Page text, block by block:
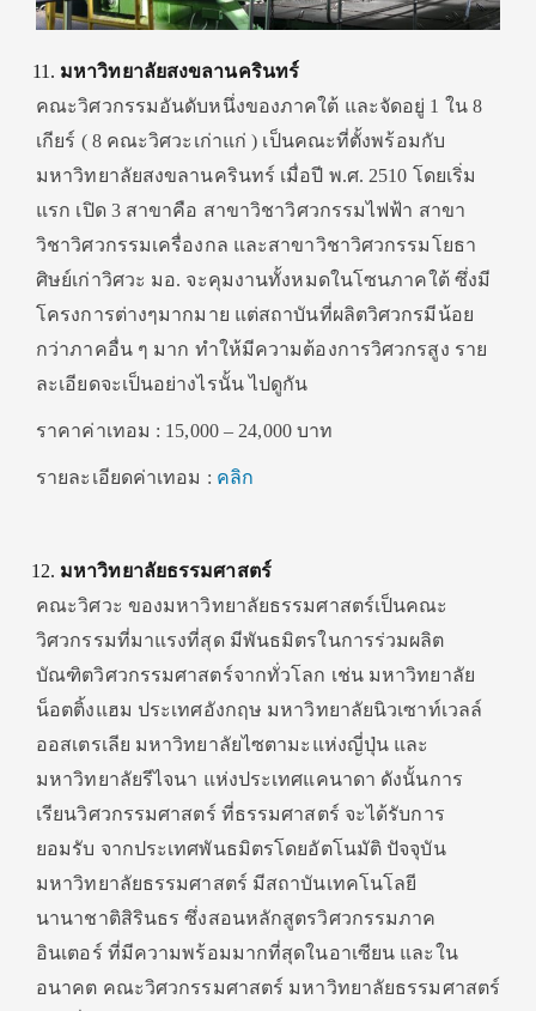
มหาวิทยาลัยสงขลานครินทร์
คณะวิศวกรรมอันดับหนึ่งของภาคใต้ และจัดอยู่ 1 ใน 8
เกียร์ ( 8 คณะวิศวะเก่าแก่ ) เป็นคณะที่ตั้งพร้อมกับ
มหาวิทยาลัยสงขลานครินทร์ เมื่อปี พ.ศ. 2510 โดยเริ่ม
แรก เปิด 3 สาขาคือ สาขาวิชาวิศวกรรมไฟฟ้า สาขา
วิชาวิศวกรรมเครื่องกล และสาขาวิชาวิศวกรรมโยธา
ศิษย์เก่าวิศวะ มอ. จะคุมงานทั้งหมดในโซนภาคใต้ ซึ่งมี
โครงการต่างๆมากมาย แต่สถาบันที่ผลิตวิศวกรมีน้อย
กว่าภาคอื่น ๆ มาก ทำให้มีความต้องการวิศวกรสูง ราย
ละเอียดจะเป็นอย่างไรนั้น ไปดูกัน
ราคาค่าเทอม : 15,000 – 24,000 บาท
รายละเอียดค่าเทอม : คลิก
มหาวิทยาลัยธรรมศาสตร์
คณะวิศวะ ของมหาวิทยาลัยธรรมศาสตร์เป็นคณะ
วิศวกรรมที่มาแรงที่สุด มีพันธมิตรในการร่วมผลิต
บัณฑิตวิศวกรรมศาสตร์จากทั่วโลก เช่น มหาวิทยาลัย
น็อตติ้งแฮม ประเทศอังกฤษ มหาวิทยาลัยนิวเซาท์เวลล์
ออสเตรเลีย มหาวิทยาลัยไซตามะแห่งญี่ปุ่น และ
มหาวิทยาลัยรีไจนา แห่งประเทศแคนาดา ดังนั้นการ
เรียนวิศวกรรมศาสตร์ ที่ธรรมศาสตร์ จะได้รับการ
ยอมรับ จากประเทศพันธมิตรโดยอัตโนมัติ ปัจจุบัน
มหาวิทยาลัยธรรมศาสตร์ มีสถาบันเทคโนโลยี
นานาชาติสิรินธร ซึ่งสอนหลักสูตรวิศวกรรมภาค
อินเตอร์ ที่มีความพร้อมมากที่สุดในอาเซียน และใน
อนาคต คณะวิศวกรรมศาสตร์ มหาวิทยาลัยธรรมศาสตร์